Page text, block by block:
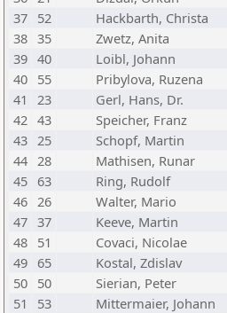
37 52 Hackbarth, Christa
38 35 Zwetz, Anita
39 40 Loibl, Johann
40 55 Pribylova, Ruzena
41
23 Gerl, Hans, Dr.
42 43 Speicher, Franz
43 25 Schopf, Martin
44 28 Mathisen, Runar
45 63 Ring, Rudolf
46 26 Walter, Mario
47 37 Keeve, Martin
48 51 Covaci, Nicolae
49 65 Kostal, Zdislav
50 50 Sierian, Peter
51
53 Mittermaier, Johann